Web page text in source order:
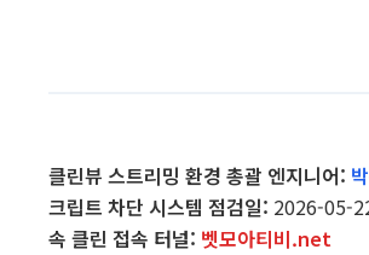
클린뷰 스트리밍 환경 총괄 엔지니어:
크립트 차단 시스템 점검일: 2026-05-
속 클린 접속 터널: 벳모아티비.net